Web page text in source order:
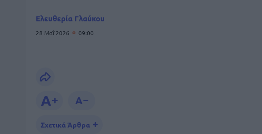
Ελευθερία Γλαύκου
28 Μαΐ 2026 09:00
Σχετικά Άρθρα